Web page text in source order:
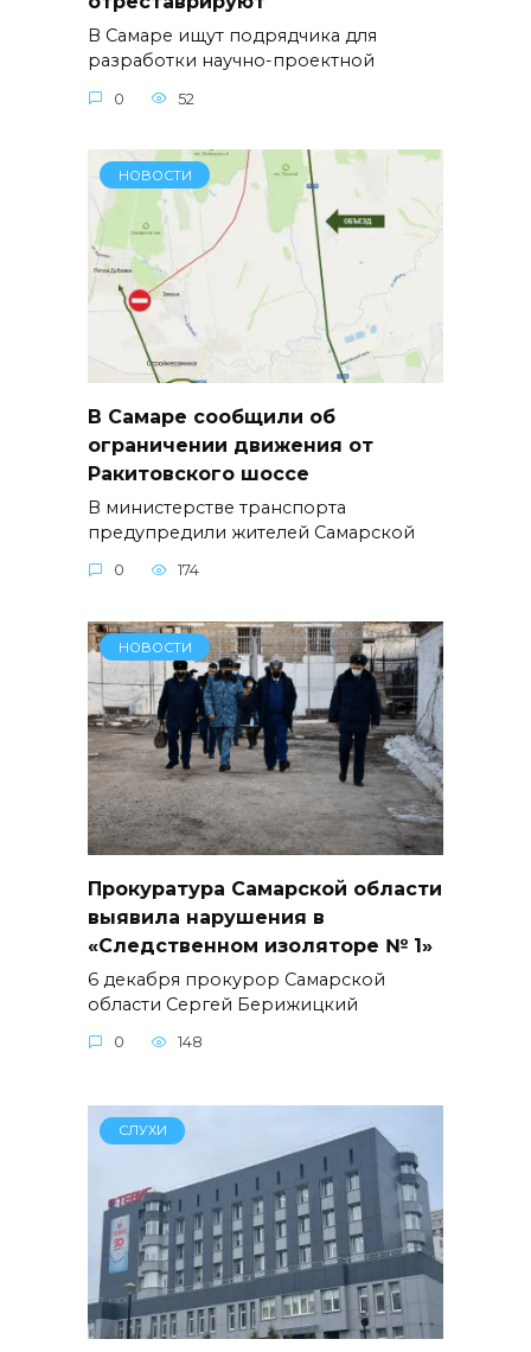
В Самаре ищут подрядчика для
разработки научно-проектной
0 52
НОВОСТИ
В Самаре сообщили об
ограничении движения от
Ракитовского шоссе
В министерстве транспорта
предупредили жителей Самарской
0 174
НОВОСТИ
Прокуратура Самарской области
выявила нарушения в
«Следственном изоляторе № 1»
6 декабря прокурор Самарской
области Сергей Берижицкий
0 148
СЛУХИ